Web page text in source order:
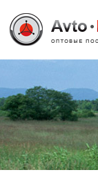
Джапан